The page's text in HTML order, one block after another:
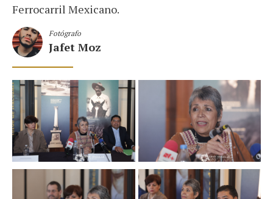
Ferrocarril Mexicano.
Fotógrafo
Jafet Moz